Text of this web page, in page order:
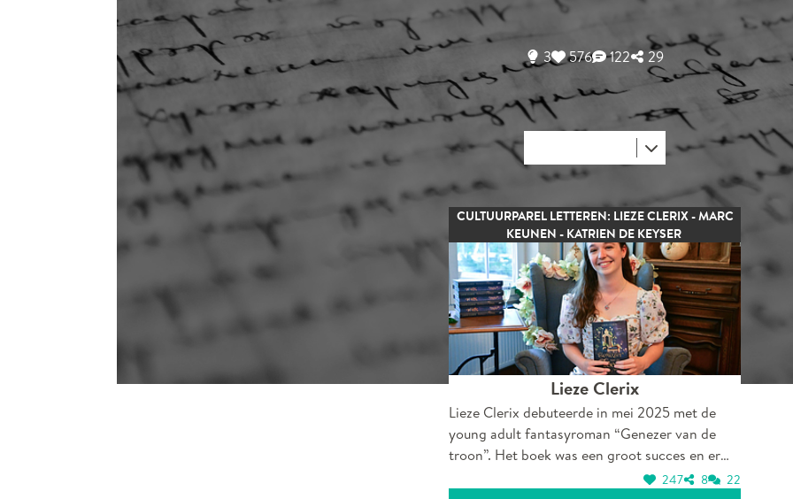
3 576 122 29
Stem op jouw favoriete
CULTUURPAREL LETTEREN: LIEZE CLERIX - MARC
KEUNEN - KATRIEN DE KEYSER
Lieze Clerix
Lieze Clerix debuteerde in mei 2025 met de
young adult fantasyroman “Genezer van de
troon”. Het boek was een groot succes en er
volgde al snel een tweede druk. Lieze is een
247 8 22